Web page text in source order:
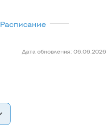
Расписание
Дата обновления: 06.06.2026